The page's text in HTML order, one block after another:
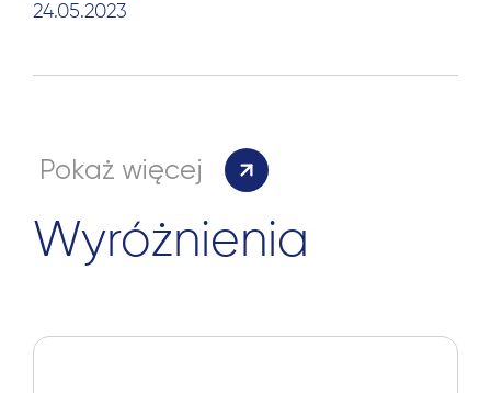
24.05.2023
Pokaż więcej
Wyróżnienia